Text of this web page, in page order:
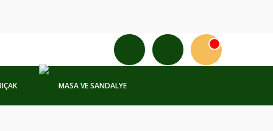
MASA VE SANDALYE